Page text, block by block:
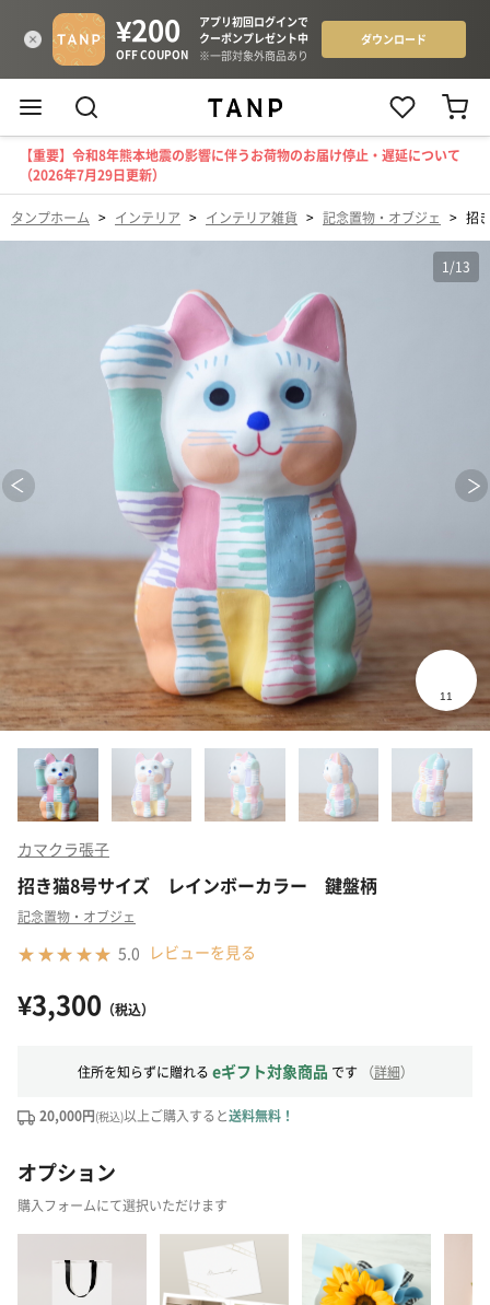
【重要】令和8年熊本地震の影響に伴うお荷物のお届け停止・遅延について
（2026年7月29日更新）
タンプホーム > インテリア > インテリア雑貨 > 記念置物・オブジェ > 招
1 /13
カマクラ張子
招き猫8号サイズ レインボーカラー 鍵盤柄
記念置物・オブジェ
5.0 レビューを見る
¥3,300 （税込）
住所を知らずに贈れる eギフト対象商品 です （詳細）
20,000円(税込)以上ご購入すると送料無料！
オプション
購入フォームにて選択いただけます